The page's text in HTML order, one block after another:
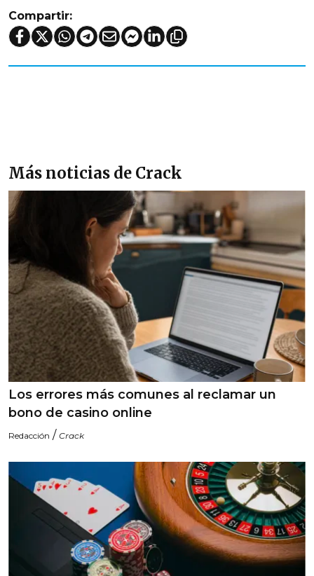
Compartir:
Más noticias de Crack
Los errores más comunes al reclamar un
bono de casino online
Redacción / Crack